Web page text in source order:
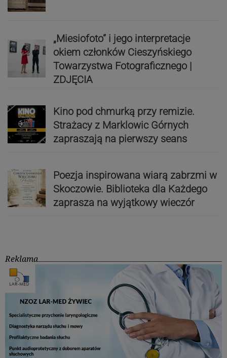
„Miesiofoto” i jego interpretacje
okiem członków Cieszyńskiego
Towarzystwa Fotograficznego |
ZDJĘCIA
Kino pod chmurką przy remizie.
Strażacy z Marklowic Górnych
zapraszają na pierwszy seans
Poezja inspirowana wiarą zabrzmi w
Skoczowie. Biblioteka dla Każdego
zaprasza na wyjątkowy wieczór
Reklama